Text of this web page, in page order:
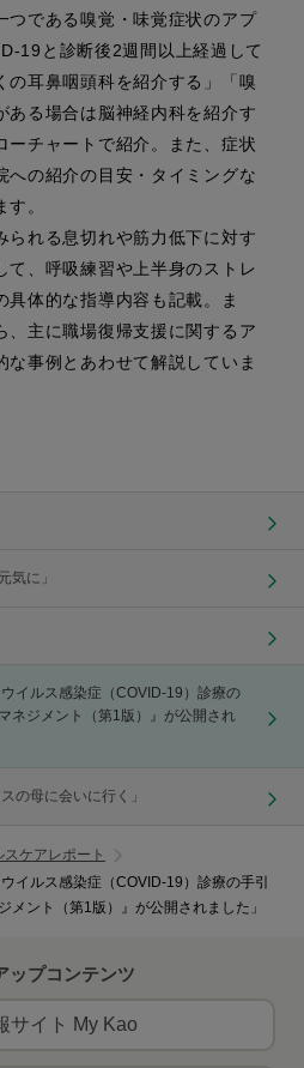
つである嗅覚・味覚症状のアプ
19と診断後2週間以上経過して
の耳鼻咽頭科を紹介する」「嗅
ある場合は脳神経内科を紹介す
ーチャートで紹介。また、症状
への紹介の目安・タイミングな
。
れる息切れや筋力低下に対す
て、呼吸練習や上半身のストレ
具体的な指導内容も記載。ま
、主に職場復帰支援に関するア
な事例とあわせて解説していま
気に」
イルス感染症（COVID-19）診療の
ネジメント（第1版）』が公開され
の母に会いに行く」
スケアレポート
イルス感染症（COVID-19）診療の手引
メント（第1版）』が公開されました」
ップコンテンツ
サイト My Kao